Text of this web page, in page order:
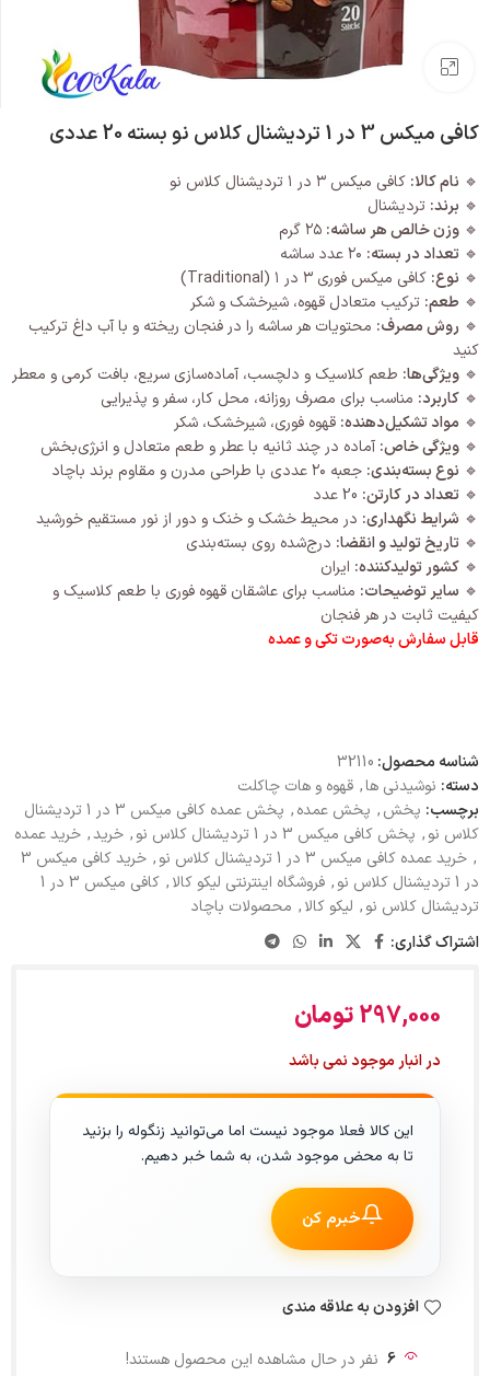
بزرگنمایی تصویر
کافی میکس 3 در 1 تردیشنال کلاس نو بسته 20 عددی
🔹 نام کالا: کافی میکس ۳ در ۱ تردیشنال کلاس نو
🔹 برند: تردیشنال
🔹 وزن خالص هر ساشه:
🔹 تعداد در بسته:
🔹 نوع: کافی میکس فوری ۳ در ۱ (Traditional)
🔹 طعم: ترکیب متعادل قهوه، شیرخشک و شکر
🔹 روش مصرف: محتویات هر ساشه را در فنجان ریخته و با آب داغ ترکیب
کنید
🔹 ویژگی‌ها: طعم کلاسیک و دلچسب، آماده‌سازی سریع، بافت کرمی و معطر
🔹 کاربرد: مناسب برای مصرف روزانه، محل کار، سفر و پذیرایی
🔹 مواد تشکیل‌دهنده: قهوه فوری، شیرخشک، شکر
🔹 ویژگی خاص: آماده در چند ثانیه با عطر و طعم متعادل و انرژی‌بخش
🔹 نوع بسته‌بندی: جعبه ۲۰ عددی با طراحی مدرن و مقاوم برند باچاد
🔹 تعداد در کارتن:
🔹 شرایط نگهداری: در محیط خشک و خنک و دور از نور مستقیم خورشید
🔹 تاریخ تولید و انقضا: درج‌شده روی بسته‌بندی
🔹 کشور تولیدکننده: ایران
🔹 سایر توضیحات: مناسب برای عاشقان قهوه فوری با طعم کلاسیک و
کیفیت ثابت در هر فنجان
قابل سفارش به‌صورت تکی و عمده
شناسه محصول: 32110
دسته: نوشیدنی ها, قهوه و هات چاکلت
برچسب: پخش, پخش عمده,
پخش عمده کافی میکس 3 در 1 تردیشنال
کلاس نو, پخش کافی میکس 3 در 1 تردیشنال کلاس نو , خرید, خرید عمده
, خرید عمده کافی میکس 3 در 1 تردیشنال کلاس نو ,
خرید کافی میکس 3
در 1 تردیشنال کلاس نو
, فروشگاه اینترنتی لیکو کالا,
کافی میکس 3 در 1
تردیشنال کلاس نو, لیکو کالا, محصولات باچاد
اشتراک گذاری:
297,000تومان
در انبار موجود نمی باشد
این کالا فعلا موجود نیست اما می‌توانید زنگوله را بزنید
تا به محض موجود شدن، به شما خبر دهیم.
خبرم کن
افزودن به علاقه مندی
6 نفر در حال مشاهده این محصول هستند!